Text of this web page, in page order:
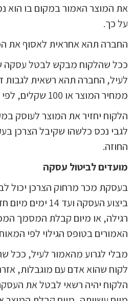
את המוצר האמור במקום בו הוא
על כך.
החברה תהא אחראית לאסוף את
ככל שהלקוח מבקש לבטל עסקה
ממחיר המוצר או 100 שקלים, לפי הנמוך מביניהם.
הלקוח יחזיר את המוצר לעוסק
לגבי נכס כלשהו שקיבל הצרכן
החוזה.
מועדים לביטול עסקה
בעסקת מכר מרחוק הצרכן יכול
ביצוע העסקה ועד
רגילה, או מיום קבלת המסמך
האמורים בטופס הגילוי לפי
מבלי לגרוע מהאמור לעיל, ככל
לקוח שהוא אדם עם מוגבלות,
הלקוח יהיה רשאי לבטל את